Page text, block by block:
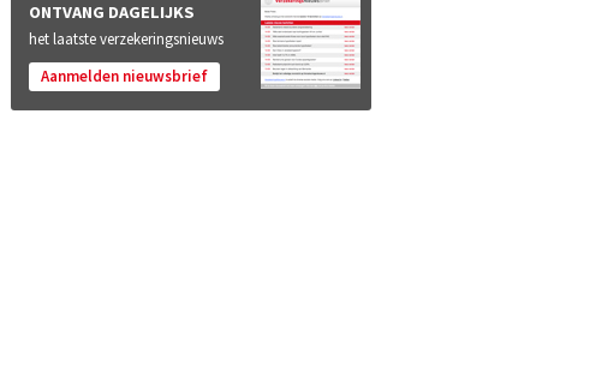
ONTVANG DAGELIJKS
het laatste verzekeringsnieuws
Aanmelden nieuwsbrief